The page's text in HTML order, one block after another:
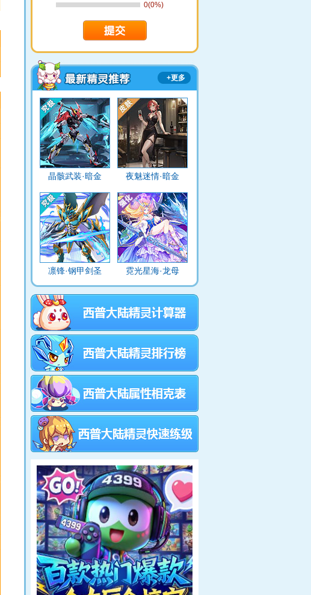
0(0%)
+更多
晶骸武装·暗金 夜魅迷情·暗金
凛锋·钢甲剑圣 霓光星海·龙母